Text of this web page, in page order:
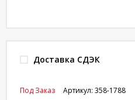
Доставка СДЭК
Артикул: 358-1788
Под Заказ